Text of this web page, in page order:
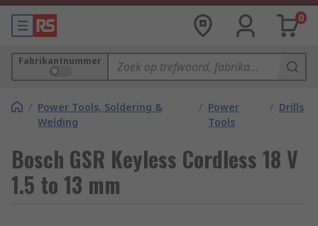
0
Fabrikantnummer
/ Power Tools, Soldering &
Welding
/ Power
Tools
/ Drills
Bosch GSR Keyless Cordless 18 V
1.5 to 13 mm